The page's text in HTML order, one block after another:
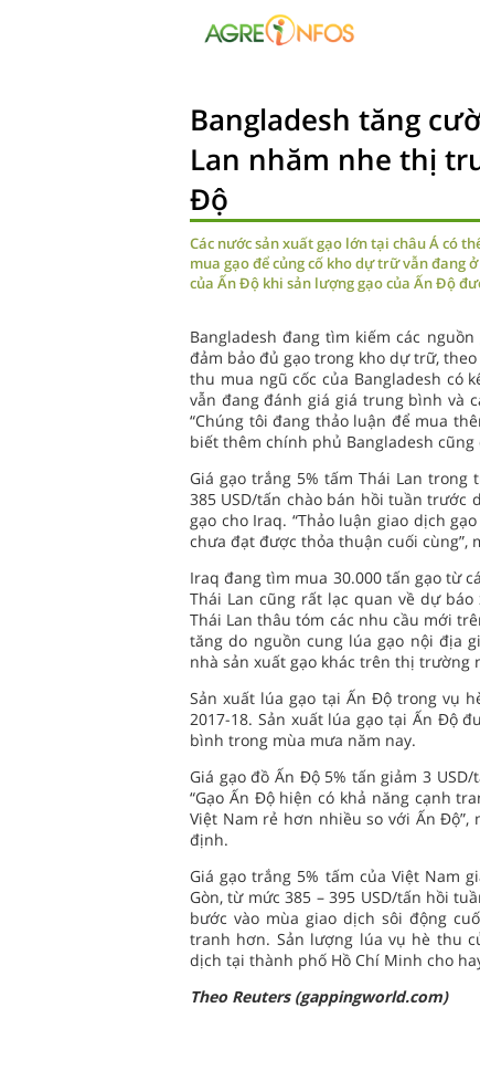
Bangladesh tăng
Lan nhăm nhe thị
Độ
Các nước sản xuất gạo lớn tại châu Á có
mua gạo để củng cố kho dự trữ vẫn đang
của Ấn Độ khi sản lượng gạo của Ấn Độ
Bangladesh đang tìm kiếm các
đảm bảo đủ gạo trong kho dự trữ,
thu mua ngũ cốc của Bangladesh có
vẫn đang đánh giá giá trung bình và
“Chúng tôi đang thảo luận để mua
biết thêm chính phủ Bangladesh
Giá gạo trắng 5% tấm Thái Lan trong
385 USD/tấn chào bán hồi tuần trước
gạo cho Iraq. “Thảo luận giao dịch
chưa đạt được thỏa thuận cuối cùng”,
Iraq đang tìm mua 30.000 tấn gạo từ
Thái Lan cũng rất lạc quan về dự
Thái Lan thâu tóm các nhu cầu mới
tăng do nguồn cung lúa gạo nội địa
nhà sản xuất gạo khác trên thị trường
Sản xuất lúa gạo tại Ấn Độ trong vụ
2017-18. Sản xuất lúa gạo tại Ấn Độ
bình trong mùa mưa năm nay.
Giá gạo đồ Ấn Độ 5% tấn giảm 3
“Gạo Ấn Độ hiện có khả năng cạnh
Việt Nam rẻ hơn nhiều so với Ấn
định.
Giá gạo trắng 5% tấm của Việt Nam
Gòn, từ mức 385 – 395 USD/tấn hồi
bước vào mùa giao dịch sôi động
tranh hơn. Sản lượng lúa vụ hè thu
dịch tại thành phố Hồ Chí Minh cho
Theo Reuters (gappingworld.com)